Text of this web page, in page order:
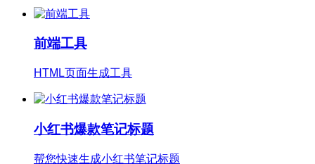
前端工具
HTML页面生成工具
小红书爆款笔记标题
帮您快速生成小红书笔记标题